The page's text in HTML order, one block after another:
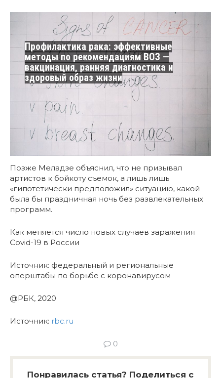
Профилактика рака: эффективные
методы по рекомендациям ВОЗ —
вакцинация, ранняя диагностика и
здоровый образ жизни
Позже Меладзе объяснил, что не призывал
артистов к бойкоту съемок, а лишь лишь
«гипотетически предположил» ситуацию, какой
была бы праздничная ночь без развлекательных
программ.
Как меняется число новых случаев заражения
Covid-19 в России
Источник: федеральный и региональные
оперштабы по борьбе с коронавирусом
@РБК, 2020
Источник: rbc.ru
0
Понравилась статья? Поделиться с